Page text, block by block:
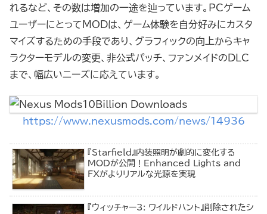
れるなど、その数は増加の一途を辿っています。PCゲーム
ユーザーにとってMODは、ゲーム体験を自分好みにカスタ
マイズするための手段であり、グラフィックの向上からキャ
ラクターモデルの変更、非公式パッチ、ファンメイドのDLC
まで、幅広いニーズに応えています。
https://www.nexusmods.com/news/14936
『Starfield』内装照明が劇的に変化する
MODが公開！Enhanced Lights and
FXがよりリアルな光源を実現
『ウィッチャー3: ワイルドハント』削除されたシ